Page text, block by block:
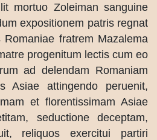
mortuo Zoleiman sanguine
expositionem patris regnat
fratrem Mazalema
progenitum lectis cum eo
ad delendam Romaniam
Asiae attingendo peruenit,
et florentissimam Asiae
seductione deceptam,
reliquos exercitui partiri